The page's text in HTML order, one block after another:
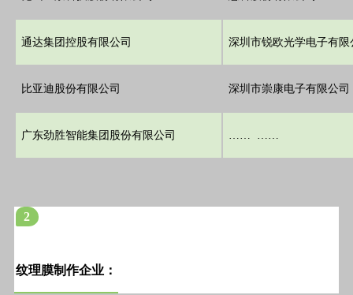
通达集团控股有限公司 深圳市锐欧光学电子有限
比亚迪股份有限公司 深圳市崇康电子有限公司
广东劲胜智能集团股份有限公司
2
纹理膜制作企业：